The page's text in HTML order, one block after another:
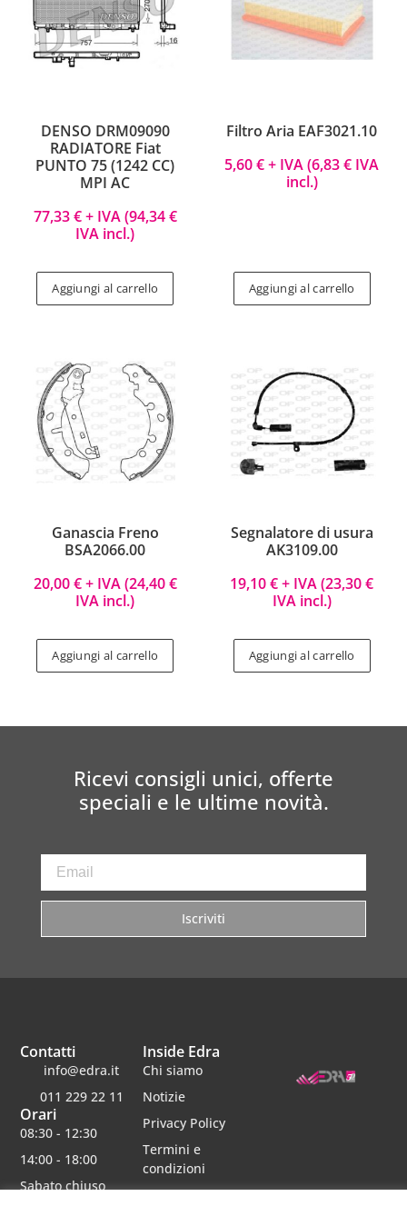
DENSO DRM09090
RADIATORE Fiat
PUNTO 75 (1242 CC)
MPI AC
77,33€+ IVA (94,34€
IVA incl.)
Aggiungi al carrello
Filtro Aria EAF3021.10
5,60€+ IVA (6,83€ IVA
incl.)
Aggiungi al carrello
Ganascia Freno
BSA2066.00
20,00€+ IVA (24,40€
IVA incl.)
Aggiungi al carrello
Segnalatore di usura
AK3109.00
19,10€+ IVA (23,30€
IVA incl.)
Aggiungi al carrello
Ricevi consigli unici, offerte
speciali e le ultime novità.
Iscriviti
Inside Edra
Chi siamo
Notizie
Privacy Policy
Termini e
condizioni
Lavora con noi
Contatti
info@edra.it
011 229 22 11
Orari
08:30 - 12:30
14:00 - 18:00
Sabato chiuso